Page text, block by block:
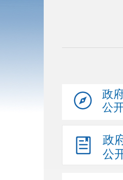
政
公
政
公